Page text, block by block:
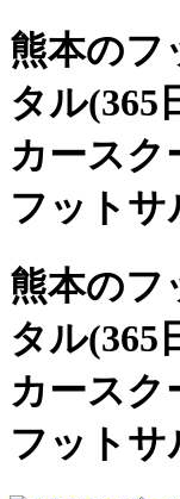
熊本のフ
タル(365
カースク
フットサ
熊本のフ
タル(365
カースク
フットサ